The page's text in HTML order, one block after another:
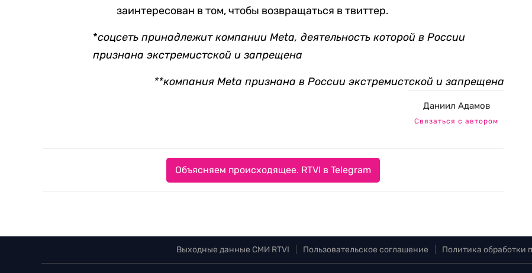
заинтересован в том, чтобы возвращаться в твиттер.
*соцсеть принадлежит компании Meta, деятельность которой в России
признана экстремистской и запрещена
**компания Meta признана в России экстремистской и запрещена
Даниил Адамов
Связаться с автором
Объясняем происходящее. RTVI в Telegram
Выходные данные СМИ RTVI Пользовательское соглашение Политика обработки